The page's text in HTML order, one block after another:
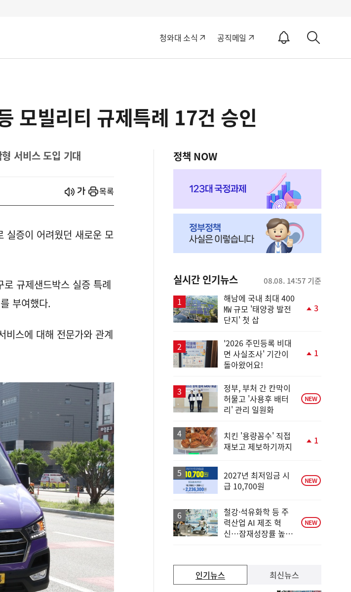
청와대 소식 공직메일
알
ON
세
모빌리티 규제특례 17건 승인
서비스 도입 기대
시작
열기 목록
실증이 어려웠던 새로운 모
규제샌드박스 실증 특례
부여했다.
비스에 대해 전문가와 관계
정책 NOW
실시간 인기뉴스 08.08. 14:57 기준
해남에 국내 최대 400
㎿ 규모 '태양광 발전
단지' 첫 삽
3
'2026 주민등록 비대
면 사실조사' 기간이
돌아왔어요!
1
정부, 부처 간 칸막이
허물고 '사용후 배터
리' 관리 일원화
NEW
치킨 '용량꼼수' 직접
재보고 제보하기까지
승
1
2027년 최저임금 시
급 10,700원
NEW
철강·석유화학 등 주
력산업 AI 제조 혁
신…잠재성장률 높인
NEW
인기뉴스 최신뉴스